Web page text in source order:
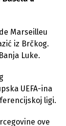
Marseilleu
iz Brčkog.
Luke.
UEFA-ina
ligi.
ove